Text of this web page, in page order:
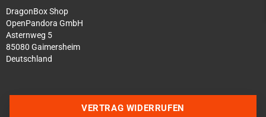
DragonBox Shop
OpenPandora GmbH
Asternweg 5
85080 Gaimersheim
Deutschland
VERTRAG WIDERRUFEN